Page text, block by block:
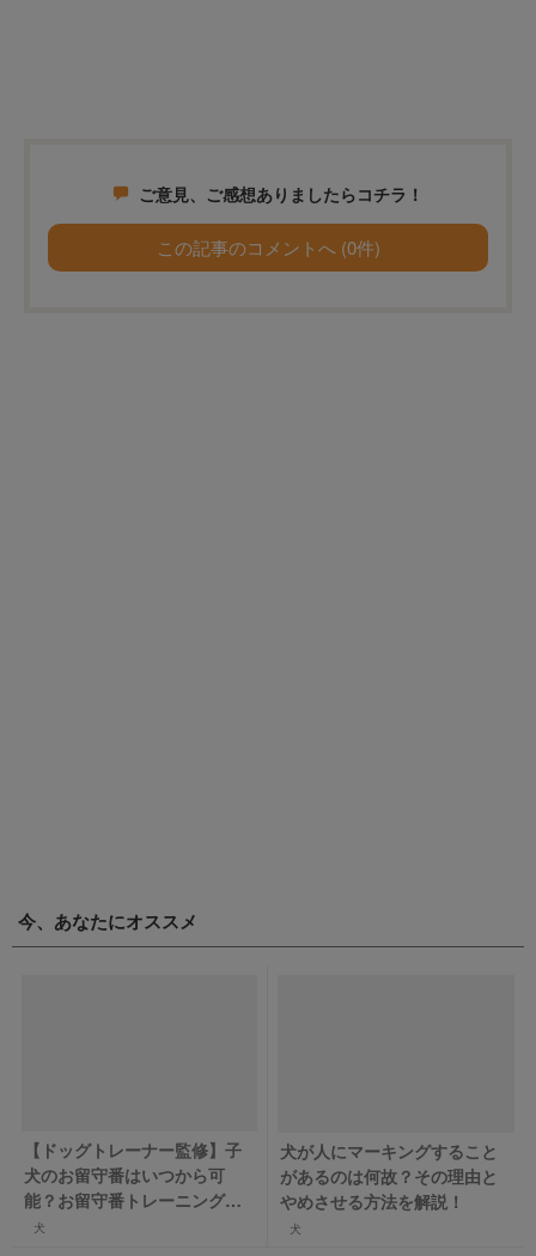
ご意見、ご感想ありましたらコチラ！
この記事のコメントへ (0件)
今、あなたにオススメ
【ドッグトレーナー監修】子
犬のお留守番はいつから可
能？お留守番トレーニングの
方法を紹介！
犬
犬が人にマーキングすること
があるのは何故？その理由と
やめさせる方法を解説！
犬